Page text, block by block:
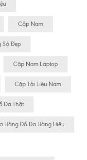
Cặp Nam
Sở Đẹp
Cặp Nam Laptop
Cặp Tài Liệu Nam
Da Thật
Hàng Đồ Da Hàng Hiệu